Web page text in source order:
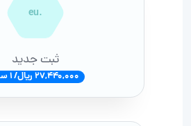
.eu
ثبت جدید
27,440,000 ریال/ 1 سال